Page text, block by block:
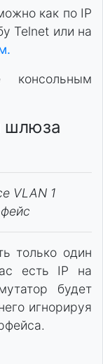
как по IP
Telnet или на
консольным
шлюза
VLAN 1
только один
есть IP на
будет
игнорируя